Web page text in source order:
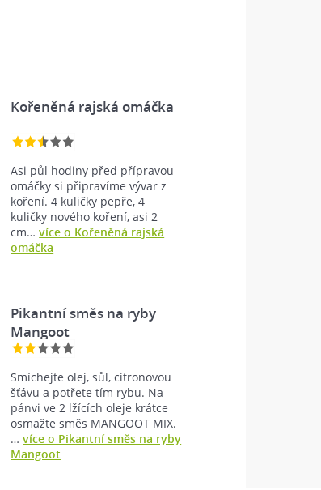
Kořeněná rajská omáčka
Asi půl hodiny před přípravou
omáčky si připravíme vývar z
koření. 4 kuličky pepře, 4
kuličky nového koření, asi 2
cm…více o Kořeněná rajská
omáčka
Pikantní směs na ryby
Mangoot
Smíchejte olej, sůl, citronovou
šťávu a potřete tím rybu. Na
pánvi ve 2 lžících oleje krátce
osmažte směs MANGOOT MIX.
…více o Pikantní směs na ryby
Mangoot